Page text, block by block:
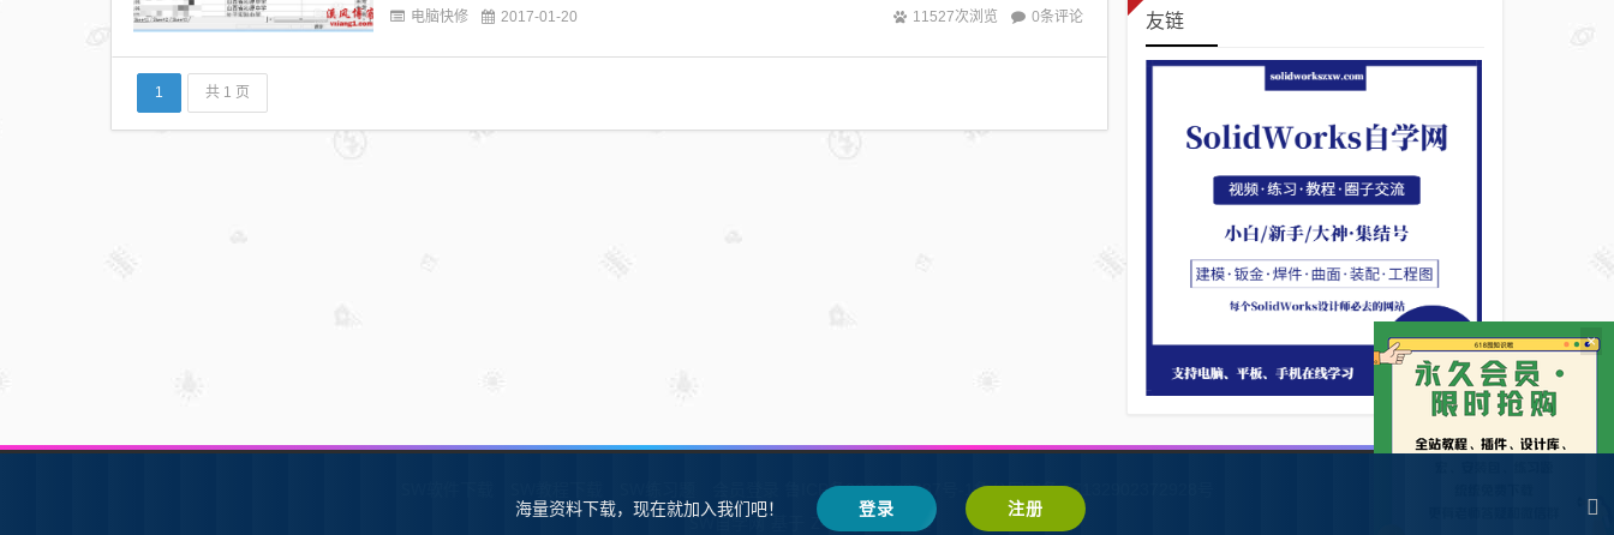
电脑快修 2017-01-20 11527次浏览 0条评论
1 共 1 页
友链
鲁ICP备2021002287号-1鲁公网安备 37132902372928号
SW自学网 Z-BlogPHP 搭建
×
海量资料下载，现在就加入我们吧！ 登录 注册